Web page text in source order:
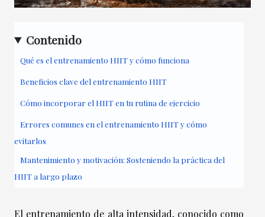
Contenido
Qué es el entrenamiento HIIT y cómo funciona
Beneficios clave del entrenamiento HIIT
Cómo incorporar el HIIT en tu rutina de ejercicio
Errores comunes en el entrenamiento HIIT y cómo
evitarlos
Mantenimiento y motivación: Sosteniendo la práctica del
HIIT a largo plazo
El entrenamiento de alta intensidad, conocido como